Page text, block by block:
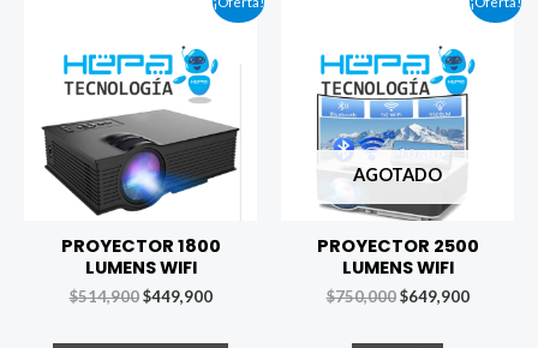
PROYECTOR 1800
LUMENS WIFI
$514,900 $449,900
AGOTADO
PROYECTOR 2500
LUMENS WIFI
$750,000 $649,900